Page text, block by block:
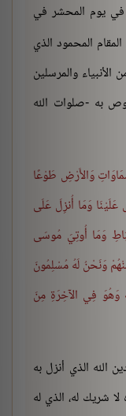
في يوم المحشر في
المحمود الذي
الأنبياء والمرسلين
به -صلوات الله
وَالأَرْضِ طَوْعًا
وَمَا أُنزِلَ عَلَيْنَا وَمَا أُنزِلَ عَلَى
وَمَا أُوتِيَ مُوسَى
وَنَحْنُ لَهُ مُسْلِمُونَ
وَهُوَ فِي الآخِرَةِ مِنَ
الله الذي أنزل به
شريك له، الذي له